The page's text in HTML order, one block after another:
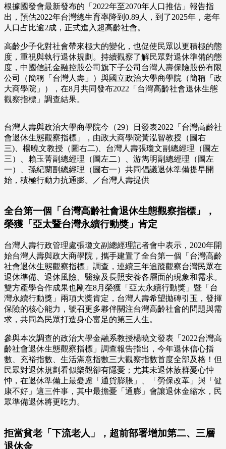
根據國發會最新發布的「2022年至2070年人口推估」報告指
出，預估2022年台灣總生育率降到0.89人，到了2025年，老年
人口占比逾2成，正式進入超高齡社會。
高齡少子化對社會帶來極大的變化，也促使民眾以更積極的態
度，重視與執行退休規劃。持續觀察了解民眾對退休準備的態
度，中國信託金融控股公司旗下子公司台灣人壽保險股份有限
公司（簡稱「台灣人壽」）與國立政治大學商學院（簡稱「政
大商學院」），在8月共同發布2022「台灣高齡社會退休生態
觀察指標」調查結果。
台灣人壽與政治大學商學院今（29）日發表2022「台灣高齡社
會退休生態觀察指標」，由政大商學院黃泓智教授（圖右
三)、楊曉文教授（圖右二)、台灣人壽張瓊文副總經理（圖左
三）、賴玉菁副總經理（圖左二）、游雋明副總經理（圖左
一）、孫紀蘭副總經理（圖右一）共同倡議退休準備提早開
始，積極行動力抗通膨。／台灣人壽提供
全台第一個「台灣高齡社會退休生態觀察指標」，
榮獲「亞太暨台灣永續行動獎」肯定
台灣人壽行政管理處張瓊文副總經理記者會中表示，2020年開
始台灣人壽與政大商學院，攜手建置了全台第一個「台灣高齡
社會退休生態觀察指標」調查，連續三年追蹤觀察台灣民眾在
退休準備、退休風險、醫療及長照安養各層面的現象和需求。
雙方產學合作成果也剛在8月榮獲「亞太永續行動獎」暨「台
灣永續行動獎」兩項大獎肯定，台灣人壽希望拋磚引玉，發揮
保險的核心能力，號召更多夥伴關注台灣高齡社會的問題與需
求，共同為民眾打造身心富足的第三人生。
參與本次調查的政治大學金融系教授楊曉文發表「2022台灣高
齡社會退休生態觀察指標」調查報告指出，今年退休信心指
數、充裕指數、生活滿意指數三大觀察指數首度全部及格！但
民眾對退休規劃看似樂觀卻有隱憂；尤其未退休族群憂心忡
忡，在退休準備上最憂慮「通貨膨脹」、「勞保改革」與「健
康不好」這三件事，其中最擔憂「通膨」會讓退休金縮水，民
眾準備退休將更吃力。
拒當貧老「下流老人」，超前部署增加第二、三層
退休金